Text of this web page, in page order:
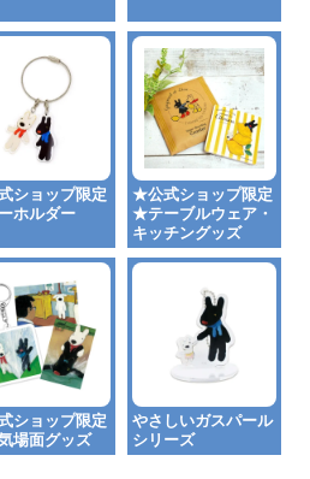
ショップ限定
ホルダー
★公式ショップ限定
★テーブルウェア・
キッチングッズ
ショップ限定
場面グッズ
やさしいガスパール
シリーズ